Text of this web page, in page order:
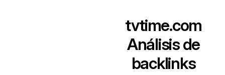
tvtime.com
Análisis de
backlinks